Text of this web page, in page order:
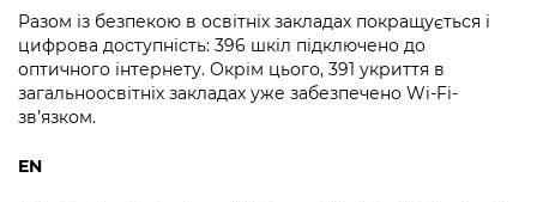
Разом із безпекою в освітніх закладах покращується і
цифрова доступність: 396 шкіл підключено до
оптичного інтернету. Окрім цього, 391 укриття в
загальноосвітніх закладах уже забезпечено Wi-Fi-
зв’язком.
EN